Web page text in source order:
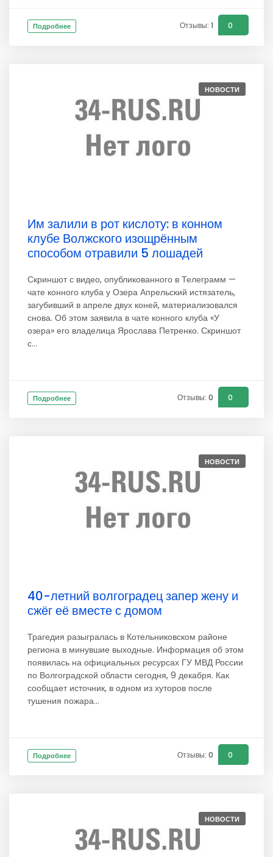
Подробнее Отзывы: 1 0
НОВОСТИ
Им залили в рот кислоту: в конном
клубе Волжского изощрённым
способом отравили 5 лошадей
Скриншот с видео, опубликованного в Телеграмм —
чате конного клуба у Озера Апрельский истязатель,
загубивший в апреле двух коней, материализовался
снова. Об этом заявила в чате конного клуба «У
озера» его владелица Ярослава Петренко. Скриншот
с...
Подробнее Отзывы: 0 0
НОВОСТИ
40-летний волгоградец запер жену и
сжёг её вместе с домом
Трагедия разыгралась в Котельниковском районе
региона в минувшие выходные. Информация об этом
появилась на официальных ресурсах ГУ МВД России
по Волгоградской области сегодня, 9 декабря. Как
сообщает источник, в одном из хуторов после
тушения пожара...
Подробнее Отзывы: 0 0
НОВОСТИ